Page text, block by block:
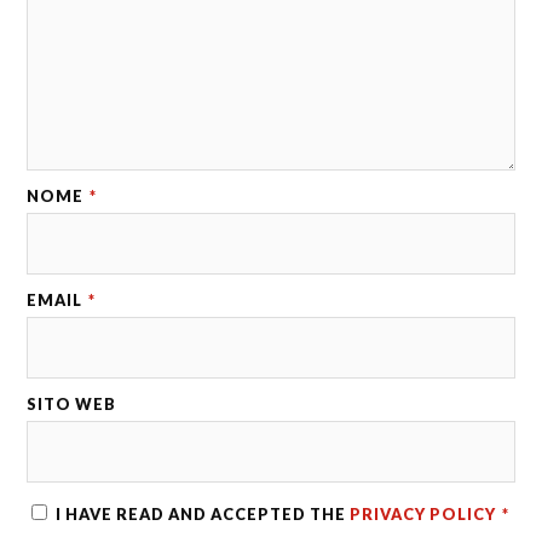
NOME *
EMAIL *
SITO WEB
I HAVE READ AND ACCEPTED THE PRIVACY POLICY *